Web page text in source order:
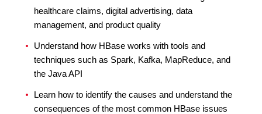
healthcare claims, digital advertising, data
management, and product quality
Understand how HBase works with tools and
techniques such as Spark, Kafka, MapReduce, and
the Java API
Learn how to identify the causes and understand the
consequences of the most common HBase issues